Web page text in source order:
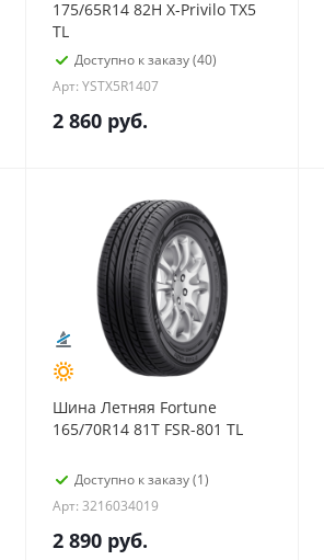
175/65R14 82H X-Privilo TX5
TL
Доступно к заказу (40)
Арт: YSTX5R1407
2 860 руб.
Шина Летняя Fortune
165/70R14 81T FSR-801 TL
Доступно к заказу (1)
Арт: 3216034019
2 890 руб.